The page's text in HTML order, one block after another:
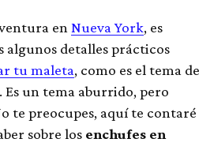
en Nueva York, es
algunos detalles prácticos
tu maleta, como es el tema de
un tema aburrido, pero
te preocupes, aquí te contaré
sobre los enchufes en